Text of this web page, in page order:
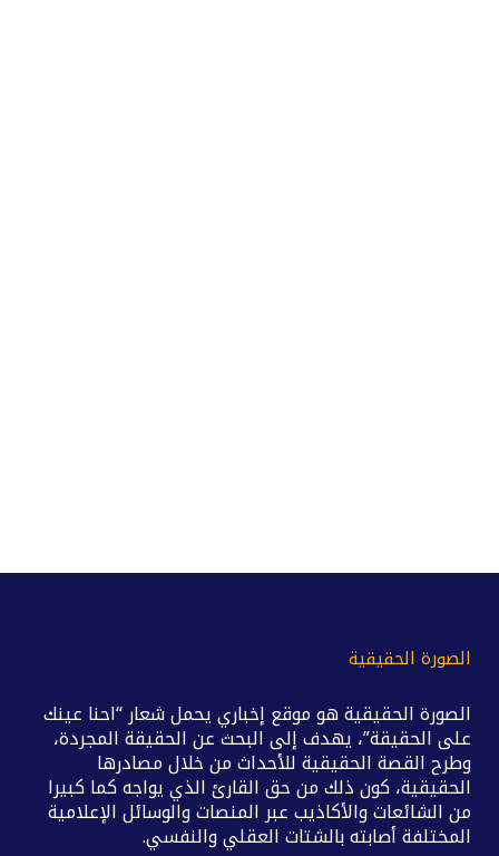
الصورة الحقيقية
الصورة الحقيقية هو موقع إخباري يحمل شعار “احنا عينك
على الحقيقة”، يهدف إلى البحث عن الحقيقة المجردة،
وطرح القصة الحقيقية للأحداث من خلال مصادرها
الحقيقية، كون ذلك من حق القارئ الذي يواجه كما كبيرا
من الشائعات والأكاذيب عبر المنصات والوسائل الإعلامية
المختلفة أصابته بالشتات العقلي والنفسي.